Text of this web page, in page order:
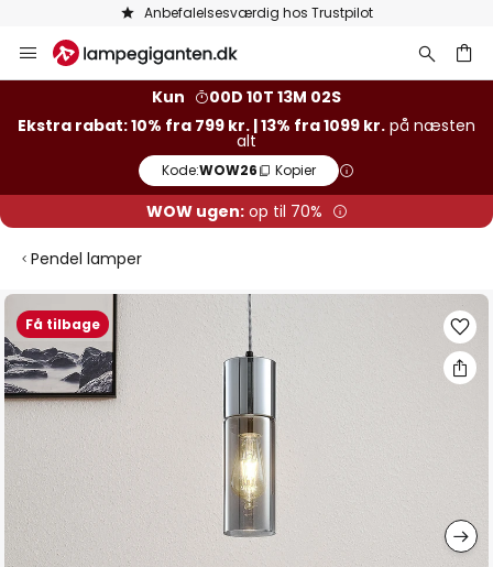
Anbefalelsesværdig hos Trustpilot
to
Kun
00D 10T 13M 02S
Ekstra rabat: 10% fra 799 kr. | 13% fra 1099 kr. på næsten
alt
Kode:WOW26 Kopier
WOW ugen:op til 70%
Pendel lamper
Få tilbage
Gå
til
slutningen
af
billedgalleriet